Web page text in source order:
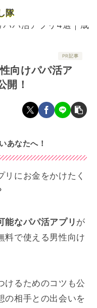
コスパ最強！男性向けパパ活アプ
向けパパ活ア
開！
あなたへ！
リにお金をかけたく
能なパパ活アプリ が
料で使える男性向け
けるためのコツも公
の相手との出会いを